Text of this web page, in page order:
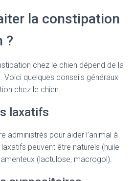
la constipation
?
chez le chien dépend de la
Voici quelques conseils généraux
chez le chien :
laxatifs
administrés pour aider l’animal à
peuvent être naturels (huile
(lactulose, macrogol).